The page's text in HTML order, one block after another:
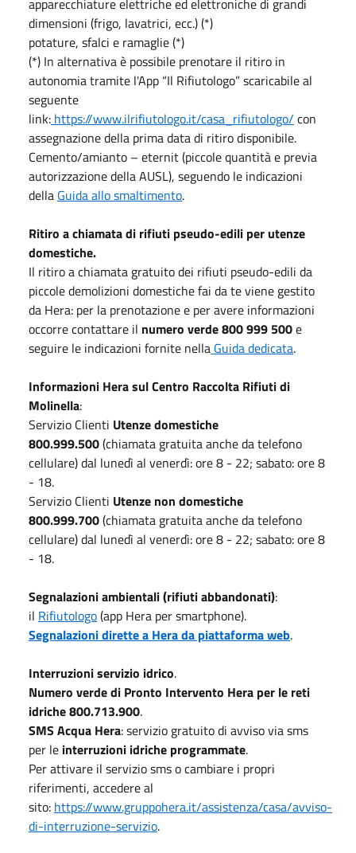
dimensioni (frigo, lavatrici, ecc.) (*)
potature, sfalci e ramaglie (*)
(*) In alternativa è possibile prenotare il ritiro in
autonomia tramite l'App “Il Rifiutologo” scaricabile al
seguente
link: https://www.ilrifiutologo.it/casa_rifiutologo/ con
assegnazione della prima data di ritiro disponibile.
Cemento/amianto – eternit (piccole quantità e previa
autorizzazione della AUSL), seguendo le indicazioni
della Guida allo smaltimento.
Ritiro a chiamata di rifiuti pseudo-edili per utenze
domestiche.
Il ritiro a chiamata gratuito dei rifiuti pseudo-edili da
piccole demolizioni domestiche fai da te viene gestito
da Hera: per la prenotazione e per avere informazioni
occorre contattare il numero verde800 999 500e
seguire le indicazioni fornite nella Guida dedicata.
Informazioni Hera sul Centro Raccolta Rifiuti di
Molinella:
Servizio Clienti Utenze domestiche
800.999.500(chiamata gratuita anche da telefono
cellulare) dal lunedì al venerdì: ore 8 - 22; sabato: ore 8
- 18.
Servizio Clienti Utenze non domestiche
800.999.700(chiamata gratuita anche da telefono
cellulare) dal lunedì al venerdì: ore 8 - 22; sabato: ore 8
- 18.
Segnalazioni ambientali(rifiuti abbandonati):
il Rifiutologo(app Hera per smartphone).
Segnalazioni dirette a Hera da piattaforma web.
Interruzioni servizio idrico.
Numero verde di Pronto Intervento Hera per le reti
idriche 800.713.900.
SMS Acqua Hera: servizio gratuito di avviso via sms
per le interruzioni idriche programmate.
Per attivare il servizio sms o cambiare i propri
riferimenti, accedere al
sito: https://www.gruppohera.it/assistenza/casa/avviso-
di-interruzione-servizio.